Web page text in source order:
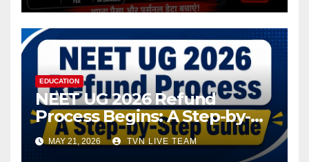
EDUCATION
NEET UG 2026 Refund
Process Begins: A Step-by-
Step Guide to Submit Bank
Details
MAY 21, 2026 TVN LIVE TEAM